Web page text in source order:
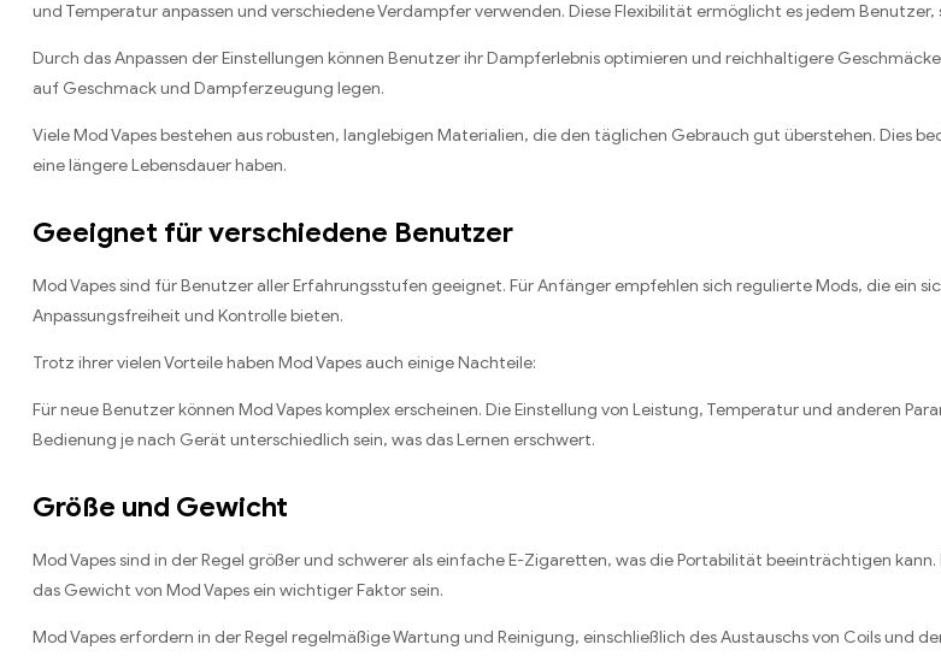
und Temperatur anpassen und verschiedene Verdampfer verwenden. Diese Flexibilität ermöglicht es jedem
Durch das Anpassen der Einstellungen können Benutzer ihr Dampferlebnis optimieren und reichhaltigere
auf Geschmack und Dampferzeugung legen.
Viele Mod Vapes bestehen aus robusten, langlebigen Materialien, die den täglichen Gebrauch gut überstehen. Dies
eine längere Lebensdauer haben.
Geeignet für verschiedene Benutzer
Mod Vapes sind für Benutzer aller Erfahrungsstufen geeignet. Für Anfänger empfehlen sich regulierte Mods, die ein
Anpassungsfreiheit und Kontrolle bieten.
Trotz ihrer vielen Vorteile haben Mod Vapes auch einige Nachteile:
Für neue Benutzer können Mod Vapes komplex erscheinen. Die Einstellung von Leistung, Temperatur und anderen
Bedienung je nach Gerät unterschiedlich sein, was das Lernen erschwert.
Größe und Gewicht
Mod Vapes sind in der Regel größer und schwerer als einfache E-Zigaretten, was die Portabilität beeinträchtigen
das Gewicht von Mod Vapes ein wichtiger Faktor sein.
Mod Vapes erfordern in der Regel regelmäßige Wartung und Reinigung, einschließlich des Austauschs von Coils und